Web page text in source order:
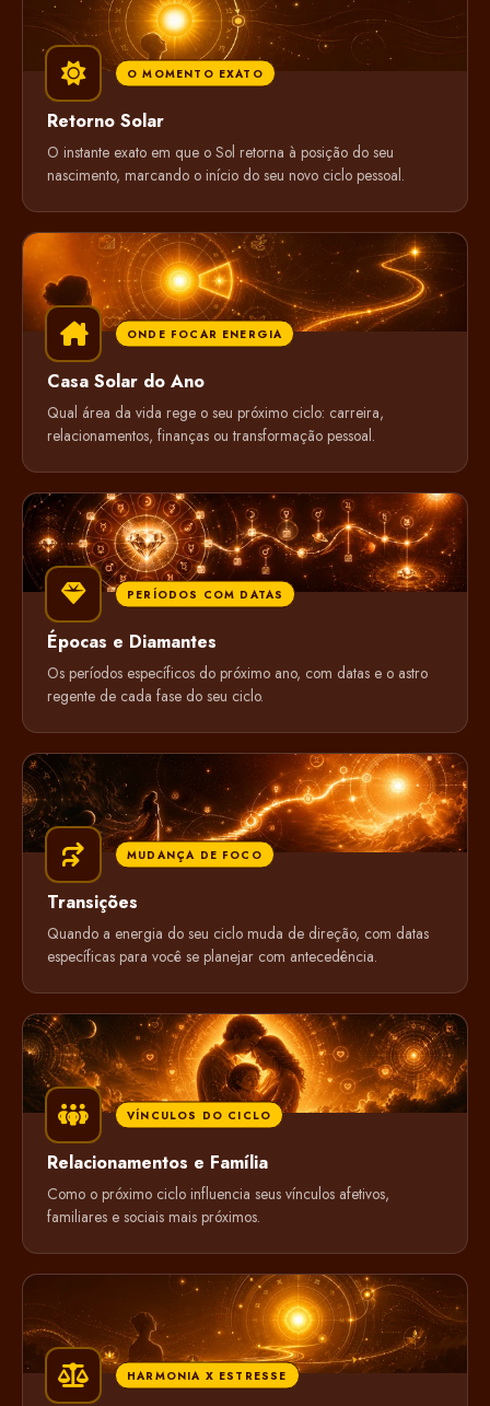
O MOMENTO EXATO
Retorno Solar
O instante exato em que o Sol retorna à posição do seu
nascimento, marcando o início do seu novo ciclo pessoal.
ONDE FOCAR ENERGIA
Casa Solar do Ano
Qual área da vida rege o seu próximo ciclo: carreira,
relacionamentos, finanças ou transformação pessoal.
PERÍODOS COM DATAS
Épocas e Diamantes
Os períodos específicos do próximo ano, com datas e o astro
regente de cada fase do seu ciclo.
MUDANÇA DE FOCO
Transições
Quando a energia do seu ciclo muda de direção, com datas
específicas para você se planejar com antecedência.
VÍNCULOS DO CICLO
Relacionamentos e Família
Como o próximo ciclo influencia seus vínculos afetivos,
familiares e sociais mais próximos.
HARMONIA X ESTRESSE